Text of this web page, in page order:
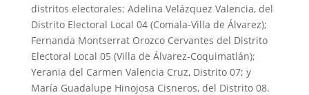
distritos electorales: Adelina Velázquez Valencia, del
Distrito Electoral Local 04 (Comala-Villa de Álvarez);
Fernanda Montserrat Orozco Cervantes del Distrito
Electoral Local 05 (Villa de Álvarez-Coquimatlán);
Yerania del Carmen Valencia Cruz, Distrito 07; y
María Guadalupe Hinojosa Cisneros, del Distrito 08.